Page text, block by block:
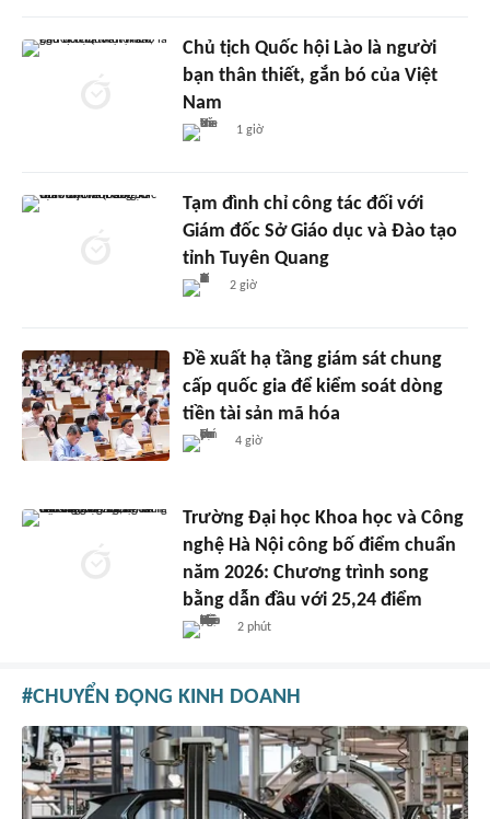
Chủ tịch Quốc hội Lào là người
bạn thân thiết, gắn bó của Việt
Nam
1 giờ
Tạm đình chỉ công tác đối với
Giám đốc Sở Giáo dục và Đào tạo
tỉnh Tuyên Quang
2 giờ
Đề xuất hạ tầng giám sát chung
cấp quốc gia để kiểm soát dòng
tiền tài sản mã hóa
4 giờ
Trường Đại học Khoa học và Công
nghệ Hà Nội công bố điểm chuẩn
năm 2026: Chương trình song
bằng dẫn đầu với 25,24 điểm
2 phút
CHUYỂN ĐỘNG KINH DOANH